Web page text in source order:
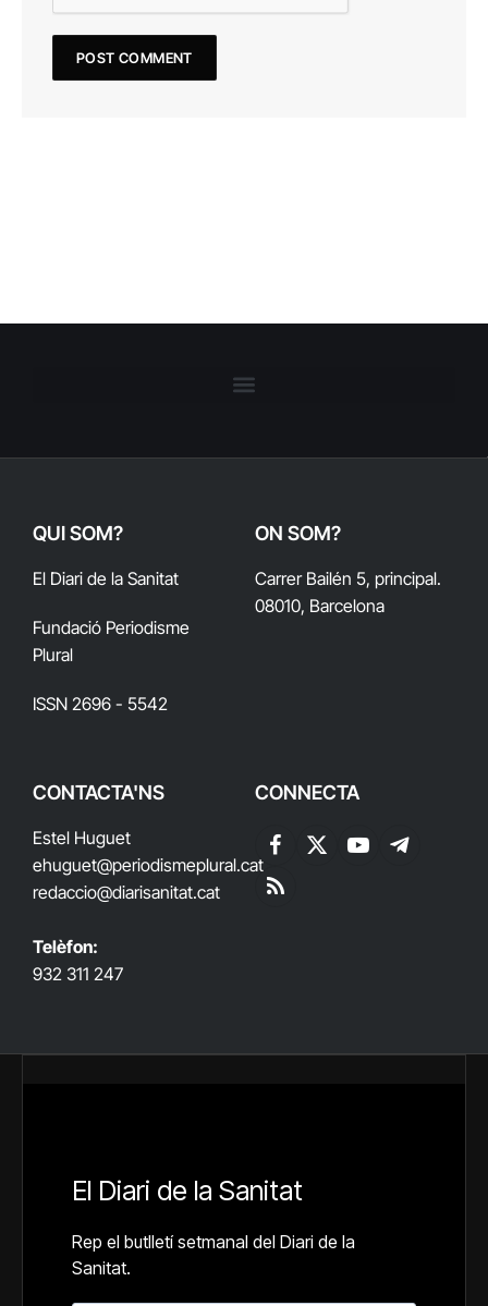
QUI SOM?
El Diari de la Sanitat
Fundació Periodisme
Plural
ISSN 2696 - 5542
ON SOM?
Carrer Bailén 5, principal.
08010, Barcelona
CONTACTA'NS
Estel Huguet
ehuguet@periodismeplural.cat
redaccio@diarisanitat.cat
Telèfon:
932 311 247
CONNECTA
Facebook
X
YouTubeTelegram
RSS